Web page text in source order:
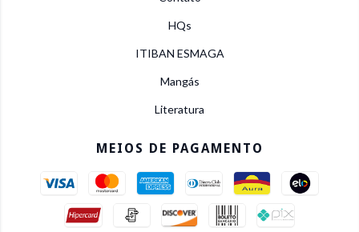
HQs
ITIBAN ESMAGA
Mangás
Literatura
MEIOS DE PAGAMENTO